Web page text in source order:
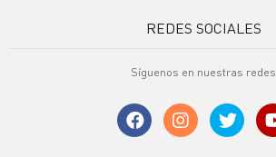
REDES SOCIALES
Síguenos en nuestras redes